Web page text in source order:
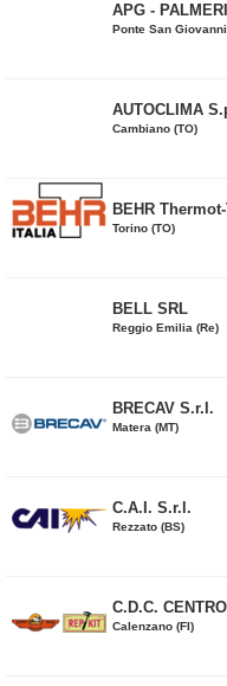
APG -
Ponte San
AUTOCLIMA
Cambiano (TO)
BEHR
Torino (TO)
BELL SRL
Reggio Emilia (Re)
BRECAV S.r.l.
Matera (MT)
C.A.I. S.r.l.
Rezzato (BS)
C.D.C.
Calenzano (FI)